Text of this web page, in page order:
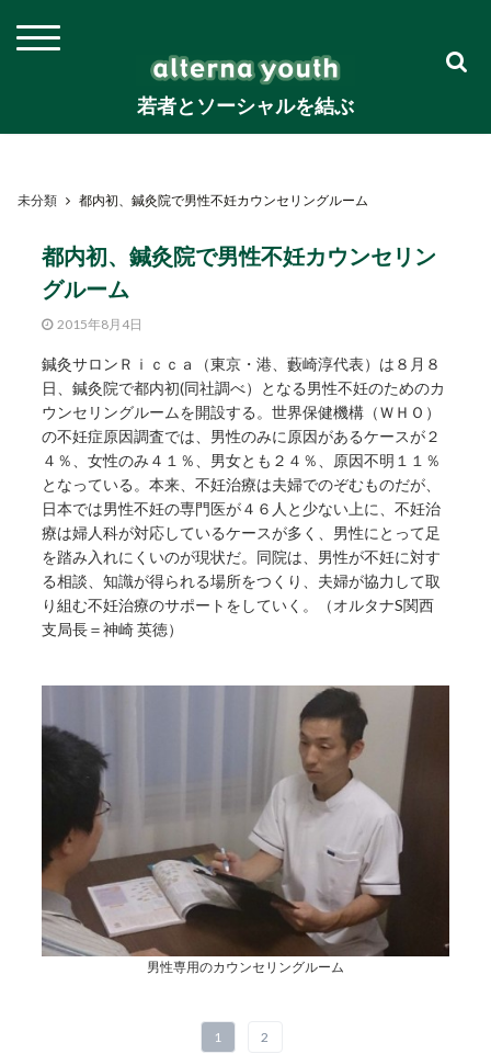
若者とソーシャルを結ぶ
未分類 都内初、鍼灸院で男性不妊カウンセリングルーム
都内初、鍼灸院で男性不妊カウンセリン
グルーム
2015年8月4日
鍼灸サロンＲｉｃｃａ（東京・港、藪崎淳代表）は８月８
日、鍼灸院で都内初(同社調べ）となる男性不妊のためのカ
ウンセリングルームを開設する。世界保健機構（ＷＨＯ）
の不妊症原因調査では、男性のみに原因があるケースが２
４％、女性のみ４１％、男女とも２４％、原因不明１１％
となっている。本来、不妊治療は夫婦でのぞむものだが、
日本では男性不妊の専門医が４６人と少ない上に、不妊治
療は婦人科が対応しているケースが多く、男性にとって足
を踏み入れにくいのが現状だ。同院は、男性が不妊に対す
る相談、知識が得られる場所をつくり、夫婦が協力して取
り組む不妊治療のサポートをしていく。（オルタナS関西
支局長＝神崎 英徳）
男性専用のカウンセリングルーム
1 2